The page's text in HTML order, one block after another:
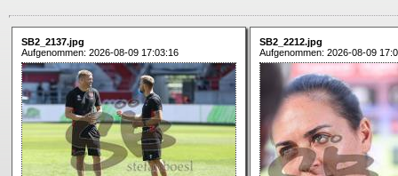
SB2_2137.jpg
Aufgenommen: 2026-08-09 17:03:16
SB2_2212.jpg
Aufgenommen: 2026-08-09